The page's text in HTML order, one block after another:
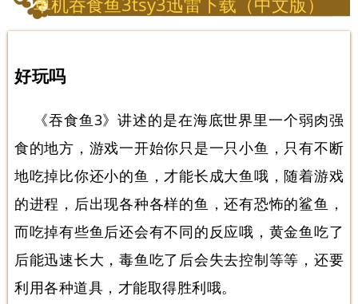
好玩吗
《吞食鱼3》讲述的是在海底世界里一个弱肉强
食的地方，游戏一开始你只是一只小鱼，只有不断
地吃掉比你还小的鱼，才能长成大鱼哦，随着游戏
的进程，后出现各种各样的鱼，还有恐怖的鲨鱼，
而吃掉有些鱼后还会有不同的反应哦，黄金鱼吃了
后能迅速长大，毒鱼吃了后会失去控制等等，还要
利用各种道具，才能取得胜利哦。